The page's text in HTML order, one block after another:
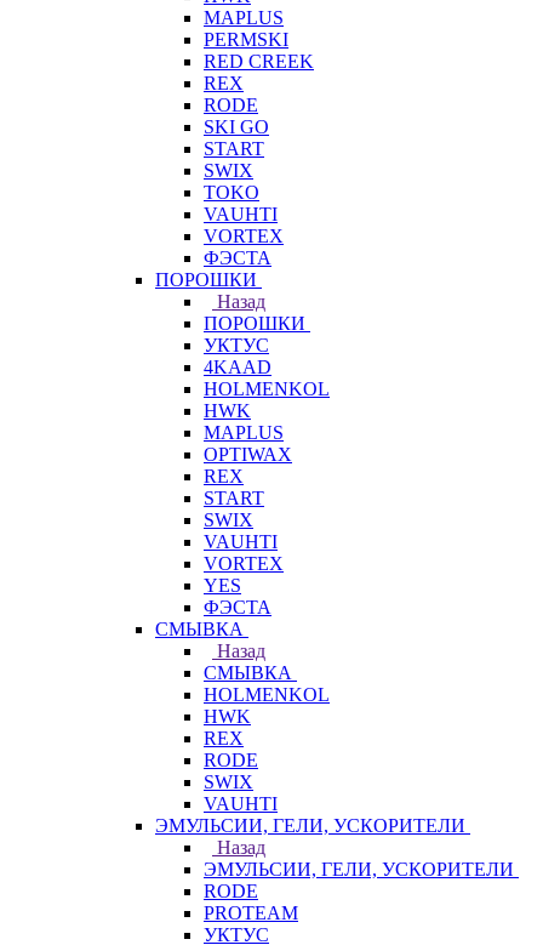
MAPLUS
PERMSKI
RED CREEK
REX
RODE
SKI GO
START
SWIX
TOKO
VAUHTI
VORTEX
ФЭСТА
ПОРОШКИ
Назад
ПОРОШКИ
УКТУС
4KAAD
HOLMENKOL
HWK
MAPLUS
OPTIWAX
REX
START
SWIX
VAUHTI
VORTEX
YES
ФЭСТА
СМЫВКА
Назад
СМЫВКА
HOLMENKOL
HWK
REX
RODE
SWIX
VAUHTI
ЭМУЛЬСИИ, ГЕЛИ, УСКОРИТЕЛИ
Назад
ЭМУЛЬСИИ, ГЕЛИ, УСКОРИТЕЛИ
RODE
PROTEAM
УКТУС